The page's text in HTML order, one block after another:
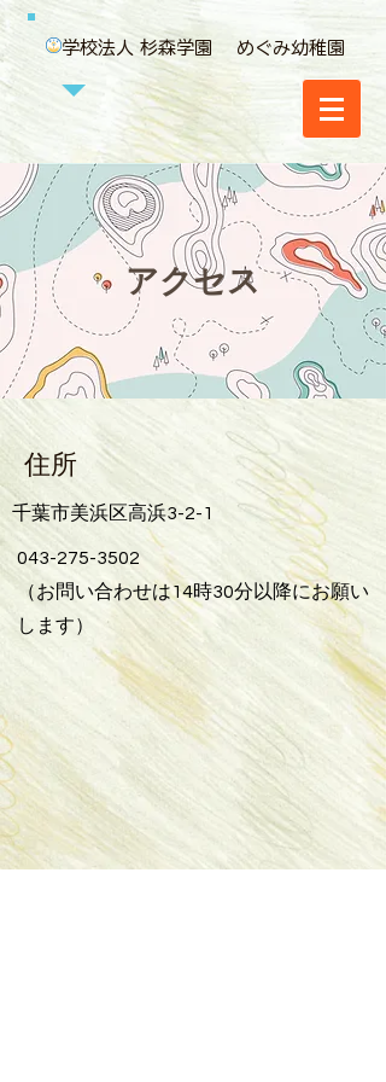
学校法人 杉森学園 めぐみ幼稚園
アクセス
住所
千葉市美浜区高浜3-2-1
043-275-3502
（お問い合わせは14時30分以降にお願い
します）